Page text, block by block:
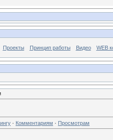
Проекты Принцип работы Видео WEB
· Комментариям · Просмотрам